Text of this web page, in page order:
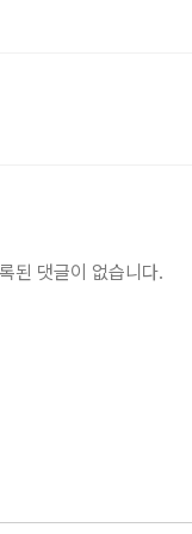
된 댓글이 없습니다.